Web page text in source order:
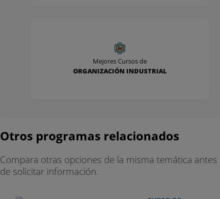
Mejores Cursos de
ORGANIZACIÓN INDUSTRIAL
Otros programas relacionados
Compara otras opciones de la misma temática antes
de solicitar información.